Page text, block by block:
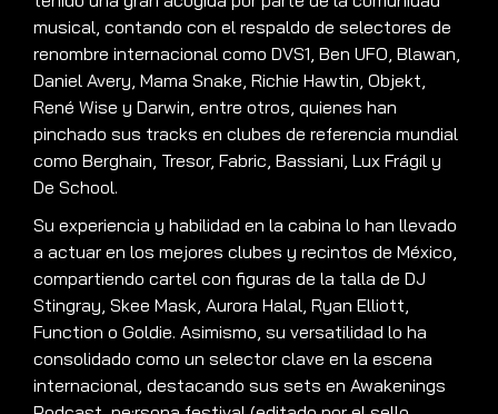
musical, contando con el respaldo de selectores de
renombre internacional como DVS1, Ben UFO, Blawan,
Daniel Avery, Mama Snake, Richie Hawtin, Objekt,
René Wise y Darwin, entre otros, quienes han
pinchado sus tracks en clubes de referencia mundial
como Berghain, Tresor, Fabric, Bassiani, Lux Frágil y
De School.
Su experiencia y habilidad en la cabina lo han llevado
a actuar en los mejores clubes y recintos de México,
compartiendo cartel con figuras de la talla de DJ
Stingray, Skee Mask, Aurora Halal, Ryan Elliott,
Function o Goldie. Asimismo, su versatilidad lo ha
consolidado como un selector clave en la escena
internacional, destacando sus sets en Awakenings